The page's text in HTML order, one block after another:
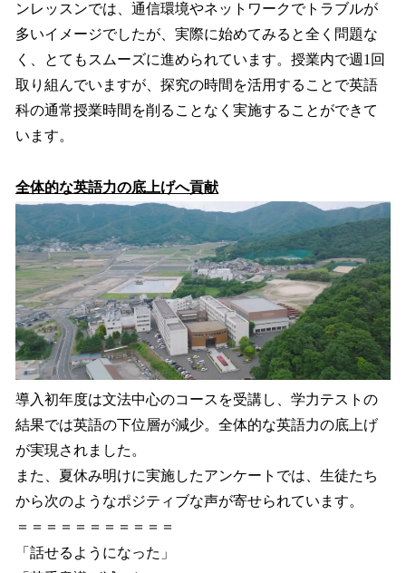
ンレッスンでは、通信環境やネットワークでトラブルが
多いイメージでしたが、実際に始めてみると全く問題な
く、とてもスムーズに進められています。授業内で週1回
取り組んでいますが、探究の時間を活用することで英語
科の通常授業時間を削ることなく実施することができて
います。
全体的な英語力の底上げへ貢献
導入初年度は文法中心のコースを受講し、学力テストの
結果では英語の下位層が減少。全体的な英語力の底上げ
が実現されました。
また、夏休み明けに実施したアンケートでは、生徒たち
から次のようなポジティブな声が寄せられています。
＝＝＝＝＝＝＝＝＝＝＝
「話せるようになった」